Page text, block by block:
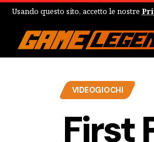
Usando questo sito, accetto le nostre
VIDEOGIOCHI
First